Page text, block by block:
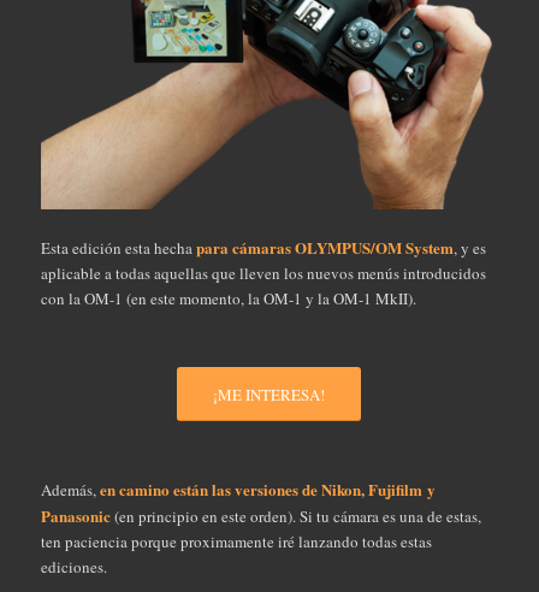
Esta edición esta hecha para cámaras OLYMPUS/OM System, y es
aplicable a todas aquellas que lleven los nuevos menús introducidos
con la OM-1 (en este momento, la OM-1 y la OM-1 MkII).
¡ME INTERESA!
Además,en camino están las versiones de Nikon, Fujifilm y
Panasonic(en principio en este orden). Si tu cámara es una de estas,
ten paciencia porque proximamente iré lanzando todas estas
ediciones.